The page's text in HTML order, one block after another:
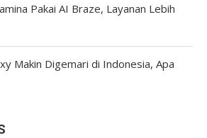
Pakai AI Braze, Layanan Lebih
Makin Digemari di Indonesia, Apa